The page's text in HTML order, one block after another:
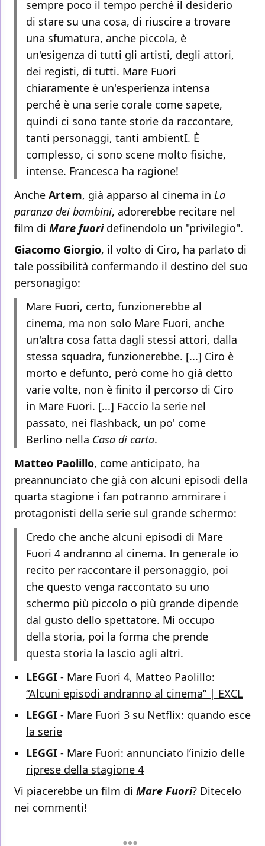
sempre poco il tempo perché il desiderio
di stare su una cosa, di riuscire a trovare
una sfumatura, anche piccola, è
un'esigenza di tutti gli artisti, degli attori,
dei registi, di tutti. Mare Fuori
chiaramente è un'esperienza intensa
perché è una serie corale come sapete,
quindi ci sono tante storie da raccontare,
tanti personaggi, tanti ambientI. È
complesso, ci sono scene molto fisiche,
intense. Francesca ha ragione!
Anche Artem, già apparso al cinema in La
paranza dei bambini, adorerebbe recitare nel
film di Mare fuori definendolo un "privilegio".
Giacomo Giorgio, il volto di Ciro, ha parlato di
tale possibilità confermando il destino del suo
personagigo:
Mare Fuori, certo, funzionerebbe al
cinema, ma non solo Mare Fuori, anche
un'altra cosa fatta dagli stessi attori, dalla
stessa squadra, funzionerebbe. [...] Ciro è
morto e defunto, però come ho già detto
varie volte, non è finito il percorso di Ciro
in Mare Fuori. [...] Faccio la serie nel
passato, nei flashback, un po' come
Berlino nella Casa di carta.
Matteo Paolillo, come anticipato, ha
preannunciato che già con alcuni episodi della
quarta stagione i fan potranno ammirare i
protagonisti della serie sul grande schermo:
Credo che anche alcuni episodi di Mare
Fuori 4 andranno al cinema. In generale io
recito per raccontare il personaggio, poi
che questo venga raccontato su uno
schermo più piccolo o più grande dipende
dal gusto dello spettatore. Mi occupo
della storia, poi la forma che prende
questa storia la lascio agli altri.
LEGGI - Mare Fuori 4, Matteo Paolillo:
“Alcuni episodi andranno al cinema” | EXCL
LEGGI - Mare Fuori 3 su Netflix: quando esce
la serie
LEGGI - Mare Fuori: annunciato l’inizio delle
riprese della stagione 4
Vi piacerebbe un film di Mare Fuori? Ditecelo
nei commenti!